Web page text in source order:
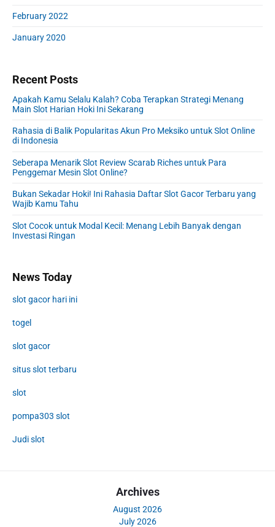
February 2022
January 2020
Recent Posts
Apakah Kamu Selalu Kalah? Coba Terapkan Strategi Menang
Main Slot Harian Hoki Ini Sekarang
Rahasia di Balik Popularitas Akun Pro Meksiko untuk Slot Online
di Indonesia
Seberapa Menarik Slot Review Scarab Riches untuk Para
Penggemar Mesin Slot Online?
Bukan Sekadar Hoki! Ini Rahasia Daftar Slot Gacor Terbaru yang
Wajib Kamu Tahu
Slot Cocok untuk Modal Kecil: Menang Lebih Banyak dengan
Investasi Ringan
News Today
slot gacor hari ini
togel
slot gacor
situs slot terbaru
slot
pompa303 slot
Judi slot
Archives
August 2026
July 2026